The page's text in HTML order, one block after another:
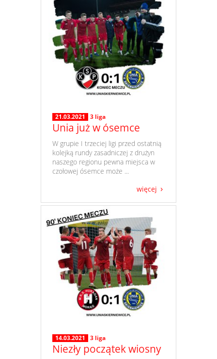
21.03.2021 3 liga
Unia już w ósemce
​ W grupie I trzeciej ligi przed ostatnią
kolejką rundy zasadniczej z drużyn
naszego regionu pewna miejsca w
czołowej ósemce może ...
więcej
14.03.2021 3 liga
Niezły początek wiosny